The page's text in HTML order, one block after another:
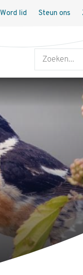
Word lid Steun ons